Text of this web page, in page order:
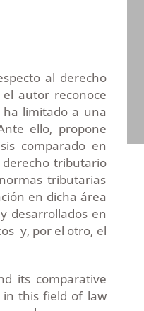
al derecho
autor reconoce
limitado a una
ello, propone
comparado en
tributario
tributarias
en dicha área
desarrollados en
y, por el otro, el
its comparative
this field of law